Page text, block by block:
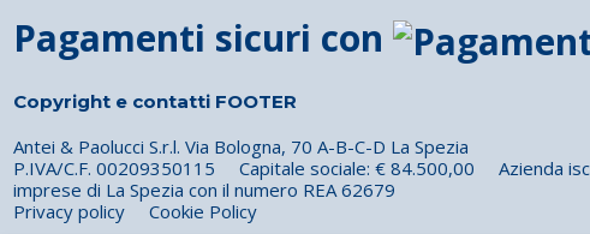
Pagamenti sicuri con
Copyright e contatti FOOTER
Antei & Paolucci S.r.l. Via Bologna, 70 A-B-C-D La Spezia
P.IVA/C.F. 00209350115 Capitale sociale: € 84.500,00 Azienda
imprese di La Spezia con il numero REA 62679
Privacy policy
Cookie Policy